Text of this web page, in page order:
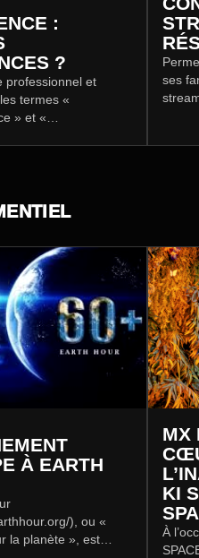
:
?
professionnel et
termes «
» et «
ses
À EARTH
), ou «
la planète », est
MX
KI
À